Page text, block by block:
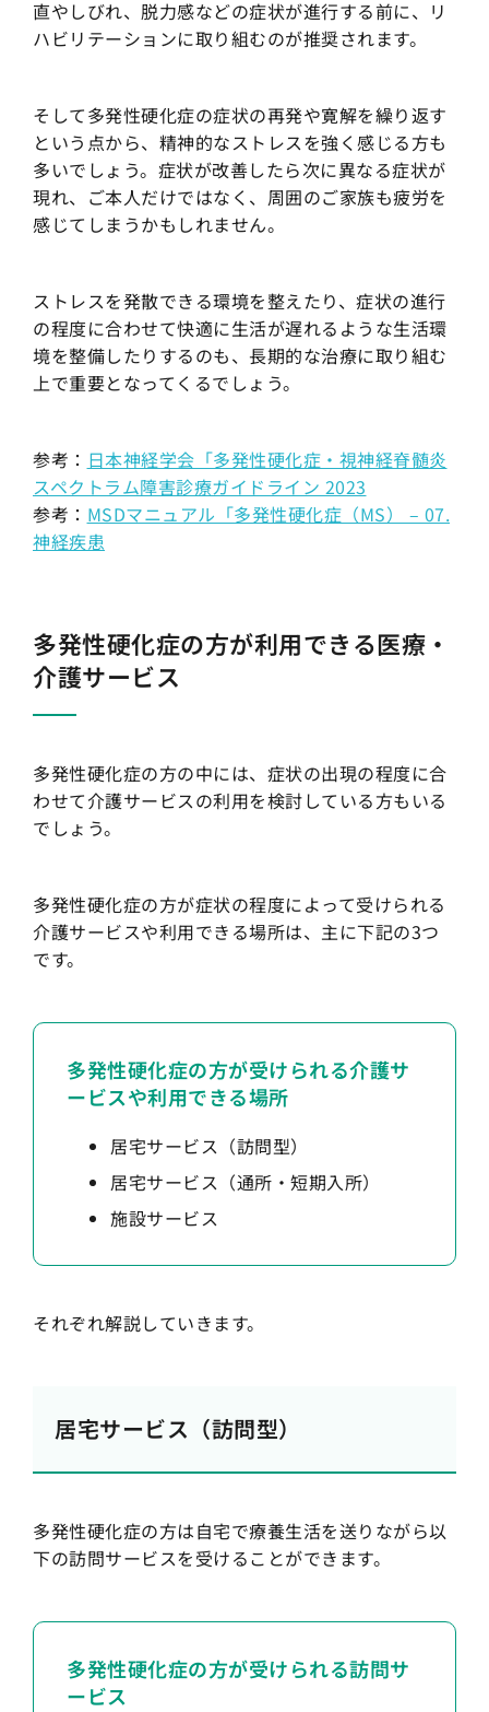
直やしびれ、脱力感などの症状が進行する前に、リ
ハビリテーションに取り組むのが推奨されます。
そして多発性硬化症の症状の再発や寛解を繰り返す
という点から、精神的なストレスを強く感じる方も
多いでしょう。症状が改善したら次に異なる症状が
現れ、ご本人だけではなく、周囲のご家族も疲労を
感じてしまうかもしれません。
ストレスを発散できる環境を整えたり、症状の進行
の程度に合わせて快適に生活が遅れるような生活環
境を整備したりするのも、長期的な治療に取り組む
上で重要となってくるでしょう。
参考： 日本神経学会「多発性硬化症・視神経脊髄炎
スペクトラム障害診療ガイドライン 2023
参考： MSDマニュアル「多発性硬化症（MS） – 07.
神経疾患
多発性硬化症の方が利用できる医療・
介護サービス
多発性硬化症の方の中には、症状の出現の程度に合
わせて介護サービスの利用を検討している方もいる
でしょう。
多発性硬化症の方が症状の程度によって受けられる
介護サービスや利用できる場所は、主に下記の3つ
です。
多発性硬化症の方が受けられる介護サ
ービスや利用できる場所
居宅サービス（訪問型）
居宅サービス（通所・短期入所）
施設サービス
それぞれ解説していきます。
居宅サービス（訪問型）
多発性硬化症の方は自宅で療養生活を送りながら以
下の訪問サービスを受けることができます。
多発性硬化症の方が受けられる訪問サ
ービス